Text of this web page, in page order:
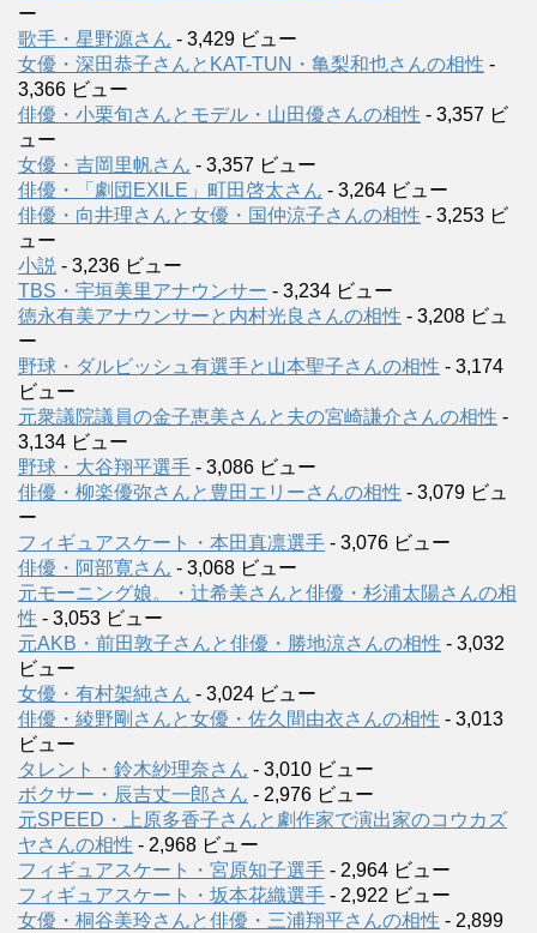
ー
歌手・星野源さん - 3,429 ビュー
女優・深田恭子さんとKAT-TUN・亀梨和也さんの相性 -
3,366 ビュー
俳優・小栗旬さんとモデル・山田優さんの相性 - 3,357 ビ
ュー
女優・吉岡里帆さん - 3,357 ビュー
俳優・「劇団EXILE」町田啓太さん - 3,264 ビュー
俳優・向井理さんと女優・国仲涼子さんの相性 - 3,253 ビ
ュー
小説 - 3,236 ビュー
TBS・宇垣美里アナウンサー - 3,234 ビュー
徳永有美アナウンサーと内村光良さんの相性 - 3,208 ビュ
ー
野球・ダルビッシュ有選手と山本聖子さんの相性 - 3,174
ビュー
元衆議院議員の金子恵美さんと夫の宮崎謙介さんの相性 -
3,134 ビュー
野球・大谷翔平選手 - 3,086 ビュー
俳優・柳楽優弥さんと豊田エリーさんの相性 - 3,079 ビュ
ー
フィギュアスケート・本田真凛選手 - 3,076 ビュー
俳優・阿部寛さん - 3,068 ビュー
元モーニング娘。・辻希美さんと俳優・杉浦太陽さんの相
性 - 3,053 ビュー
元AKB・前田敦子さんと俳優・勝地涼さんの相性 - 3,032
ビュー
女優・有村架純さん - 3,024 ビュー
俳優・綾野剛さんと女優・佐久間由衣さんの相性 - 3,013
ビュー
タレント・鈴木紗理奈さん - 3,010 ビュー
ボクサー・辰吉丈一郎さん - 2,976 ビュー
元SPEED・上原多香子さんと劇作家で演出家のコウカズ
ヤさんの相性 - 2,968 ビュー
フィギュアスケート・宮原知子選手 - 2,964 ビュー
フィギュアスケート・坂本花織選手 - 2,922 ビュー
女優・桐谷美玲さんと俳優・三浦翔平さんの相性 - 2,899